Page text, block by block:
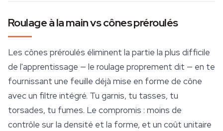
Roulage à la main vs cônes préroulés
Les cônes préroulés éliminent la partie la plus difficile
de l'apprentissage — le roulage proprement dit — en te
fournissant une feuille déjà mise en forme de cône
avec un filtre intégré. Tu garnis, tu tasses, tu
torsades, tu fumes. Le compromis : moins de
contrôle sur la densité et la forme, et un coût unitaire